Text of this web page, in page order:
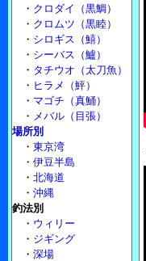
・ クロダイ（黒鯛）
・ クロムツ（黒睦）
・ シロギス（鱚）
・ シーバス（鱸）
・ タチウオ（太刀魚）
・ ヒラメ（鮃）
・ マゴチ（真鯒）
・ メバル（目張）
場所別
・ 東京湾
・ 伊豆半島
・ 北海道
・ 沖縄
釣法別
・ ウィリー
・ ジギング
・ 深場